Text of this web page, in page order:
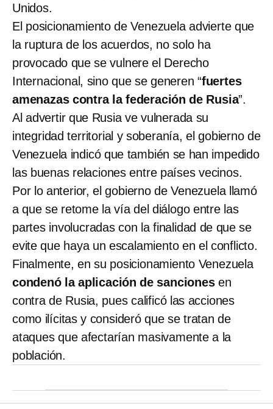
Unidos.
El posicionamiento de Venezuela advierte que
la ruptura de los acuerdos, no solo ha
provocado que se vulnere el Derecho
Internacional, sino que se generen “fuertes
amenazas contra la federación de Rusia”.
Al advertir que Rusia ve vulnerada su
integridad territorial y soberanía, el gobierno de
Venezuela indicó que también se han impedido
las buenas relaciones entre países vecinos.
Por lo anterior, el gobierno de Venezuela llamó
a que se retome la vía del diálogo entre las
partes involucradas con la finalidad de que se
evite que haya un escalamiento en el conflicto.
Finalmente, en su posicionamiento Venezuela
condenó la aplicación de sancionesen
contra de Rusia, pues calificó las acciones
como ilícitas y consideró que se tratan de
ataques que afectarían masivamente a la
población.